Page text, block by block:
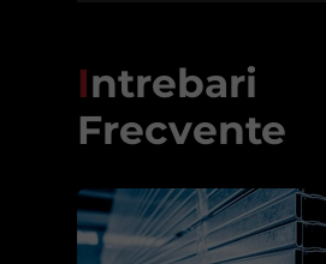
Intrebari
Frecvente